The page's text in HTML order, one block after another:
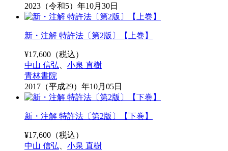
2023（令和5）年10月30日
新・注解 特許法〔第2版〕【上巻】
¥17,600 （税込）
中山 信弘
小泉 直樹
青林書院
2017（平成29）年10月05日
新・注解 特許法〔第2版〕【下巻】
¥17,600 （税込）
中山 信弘
小泉 直樹